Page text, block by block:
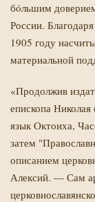
бóльшим
России.
1905 году
материальной
«Продолжив
епископа Николая
язык Октоиха,
затем
описанием
Алексий. — Сам